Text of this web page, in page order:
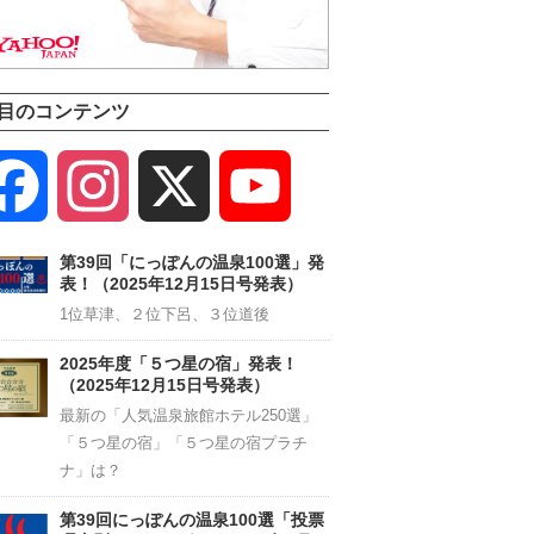
のコンテンツ
Facebook Instagram
Channel
第39回「にっぽんの温泉100選」発
表！（2025年12月15日号発表）
1位草津、２位下呂、３位道後
2025年度「５つ星の宿」発表！
（2025年12月15日号発表）
最新の「人気温泉旅館ホテル250選」
「５つ星の宿」「５つ星の宿プラチ
ナ」は？
第39回にっぽんの温泉100選「投票